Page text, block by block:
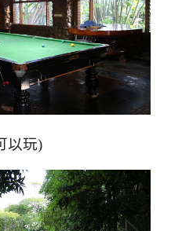
以玩)